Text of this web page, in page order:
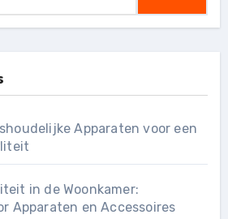
Apparaten voor een
in de Woonkamer:
Apparaten en Accessoires